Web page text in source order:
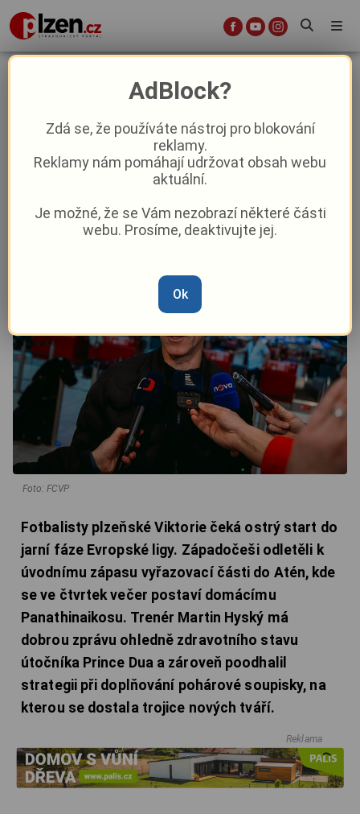
Viktoria odletěla do Atén: Adu je
připraven, Hyský udělal změny na
soupisce
Sport
Marie Osvaldová –18. 2.|17:07
Foto: FCVP
Fotbalisty plzeňské Viktorie čeká ostrý start do
jarní fáze Evropské ligy. Západočeši odletěli k
úvodnímu zápasu vyřazovací části do Atén, kde
se ve čtvrtek večer postaví domácímu
Panathinaikosu. Trenér Martin Hyský má
dobrou zprávu ohledně zdravotního stavu
útočníka Prince Dua a zároveň poodhalil
strategii při doplňování pohárové soupisky, na
kterou se dostala trojice nových tváří.
Reklama
AdBlock?
Zdá se, že používáte nástroj pro blokování
reklamy.
Reklamy nám pomáhají udržovat obsah webu
aktuální.
Je možné, že se Vám nezobrazí některé části
webu. Prosíme, deaktivujte jej.
Ok